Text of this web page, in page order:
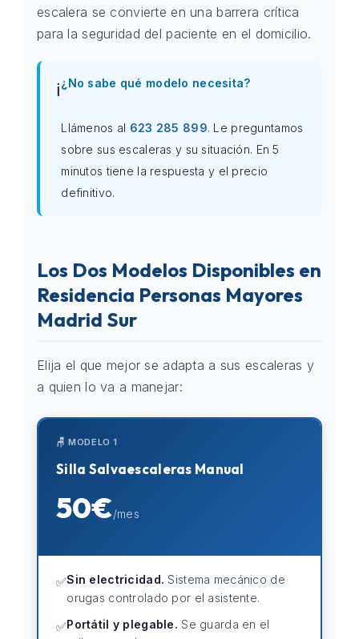
escalera se convierte en una barrera crítica
para la seguridad del paciente en el domicilio.
ℹ️¿No sabe qué modelo necesita?
Llámenos al 623 285 899. Le preguntamos
sobre sus escaleras y su situación. En 5
minutos tiene la respuesta y el precio
definitivo.
Los Dos Modelos Disponibles en
Residencia Personas Mayores
Madrid Sur
Elija el que mejor se adapta a sus escaleras y
a quien lo va a manejar:
🪑 MODELO 1
Silla Salvaescaleras Manual
50€/mes
✅Sin electricidad. Sistema mecánico de
orugas controlado por el asistente.
✅Portátil y plegable. Se guarda en el